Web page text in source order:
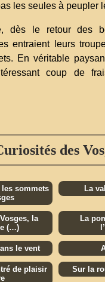
les seules à peupler
dès le retour des
entraient leurs
En véritable
coup de
des
les sommets
La
la
(…)
La
le vent
de plaisir
Sur la